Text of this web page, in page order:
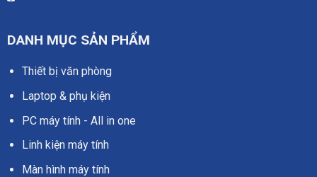
DANH MỤC SẢN PHẨM
Thiết bị văn phòng
Laptop & phụ kiện
PC máy tính - All in one
Linh kiện máy tính
Màn hình máy tính